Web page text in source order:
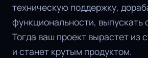
техническую поддержку,
функциональности, выпускать
Тогда ваш проект вырастет из
и станет крутым продуктом.